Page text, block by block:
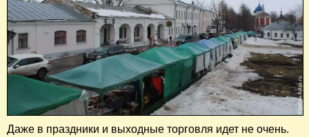
Даже в праздники и выходные торговля идет не очень.